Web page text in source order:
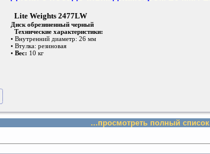
Lite Weights 2477LW
Диск обрезиненный черный
Технические характеристики:
• Внутренний диаметр: 26 мм
• Втулка: резиновая
• Вес: 10 кг
...просмотреть полный